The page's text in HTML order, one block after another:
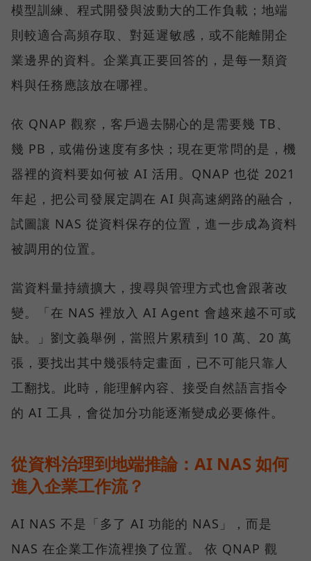
模型訓練、程式開發與波動大的工作負載；地端
則較適合高頻存取、對延遲敏感，或不能離開企
業邊界的資料。企業真正要回答的，是每一類資
料與任務應該放在哪裡。
依 QNAP 觀察，客戶過去關心的是需要幾 TB、
幾 PB，或備份速度有多快；現在更常問的是，機
器裡的資料要如何被 AI 活用。QNAP 也從 2021
年起，把公司發展定調在 AI 與高速網路的融合，
試圖讓 NAS 從資料保存的位置，進一步成為資料
被調用的位置。
當資料量持續擴大，搜尋與管理方式也會跟著改
變。「在 NAS 裡放入 AI Agent 會越來越不可或
缺。」劉文義舉例，當照片累積到 10 萬、20 萬
張，要找出其中幾張特定畫面，已不可能只靠人
工翻找。此時，能理解內容、接受自然語言指令
的 AI 工具，會從加分功能逐漸變成必要條件。
從資料治理到地端推論：AI NAS 如何
進入企業工作流？
AI NAS 不是「多了 AI 功能的 NAS」，而是
NAS 在企業工作流裡換了位置。 依 QNAP 觀